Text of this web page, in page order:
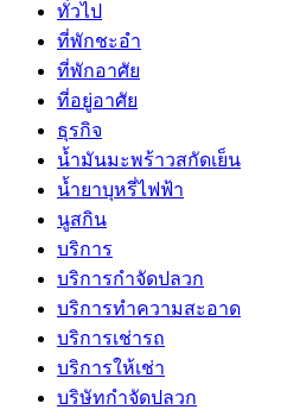
ทั่วไป
ที่พักชะอำ
ที่พักอาศัย
ที่อยู่อาศัย
ธุรกิจ
น้ำมันมะพร้าวสกัดเย็น
น้ำยาบุหรี่ไฟฟ้า
นูสกิน
บริการ
บริการกำจัดปลวก
บริการทำความสะอาด
บริการเช่ารถ
บริการให้เช่า
บริษัทกำจัดปลวก